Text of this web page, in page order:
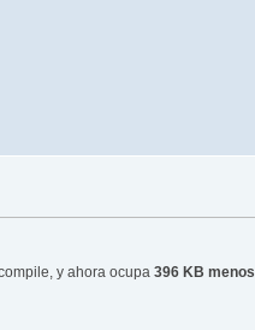
y ahora ocupa 396 KB menos